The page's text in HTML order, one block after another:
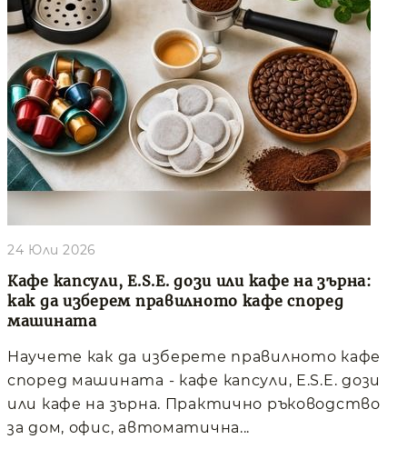
Кафе капсули, E.S.E. дози или кафе на зърна:
как да изберем правилното кафе според
машината
24 Юли 2026
Научете как да изберете правилното кафе
според машината - кафе капсули, E.S.E. дози
или кафе на зърна. Практично ръководство
за дом, офис, автоматична...